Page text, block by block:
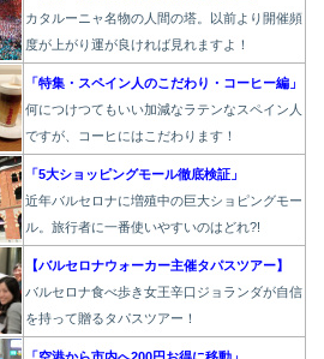
カタルーニャ名物の人間の塔。以前より開催頻
度が上がり運が良ければ見れますよ！
「特集・スペイン人のこだわり・コーヒー編」
何につけつてもいい加減なラテンなスペイン人
ですが、コーヒにはこだわります ！
「5大ショッピングモール徹底検証」
近年バルセロナに増殖中の巨大ショピングモー
ル。旅行者に一番使いやすいのはどれ?!
【バルセロナウォーカー主催タパスツアー】
バルセロナ食べ歩き女王辛口ジョランダが自信
を持って贈るタパスツアー！